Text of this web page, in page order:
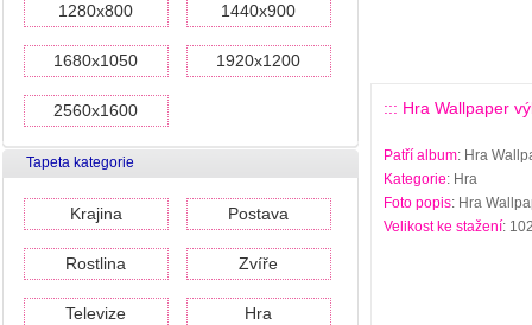
1280x800 1440x900
1680x1050 1920x1200
2560x1600
Tapeta kategorie
Krajina Postava
Rostlina Zvíře
Televize Hra
::: Hra Wallpaper
Patří album: Hra
Kategorie: Hra
Foto popis: Hra
Velikost ke stažení: